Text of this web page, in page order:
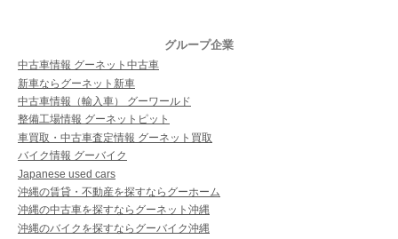
グループ企業
中古車情報 グーネット中古車
新車ならグーネット新車
中古車情報（輸入車） グーワールド
整備工場情報 グーネットピット
車買取・中古車査定情報 グーネット買取
バイク情報 グーバイク
Japanese used cars
沖縄の賃貸・不動産を探すならグーホーム
沖縄の中古車を探すならグーネット沖縄
沖縄のバイクを探すならグーバイク沖縄